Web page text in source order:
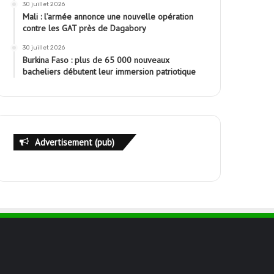
30 juillet 2026
Mali : l’armée annonce une nouvelle opération
contre les GAT près de Dagabory
30 juillet 2026
Burkina Faso : plus de 65 000 nouveaux
bacheliers débutent leur immersion patriotique
Advertisement (pub)